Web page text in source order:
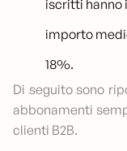
iscritti hanno
importo
18%.
Di seguito sono
abbonamenti
clienti B2B.